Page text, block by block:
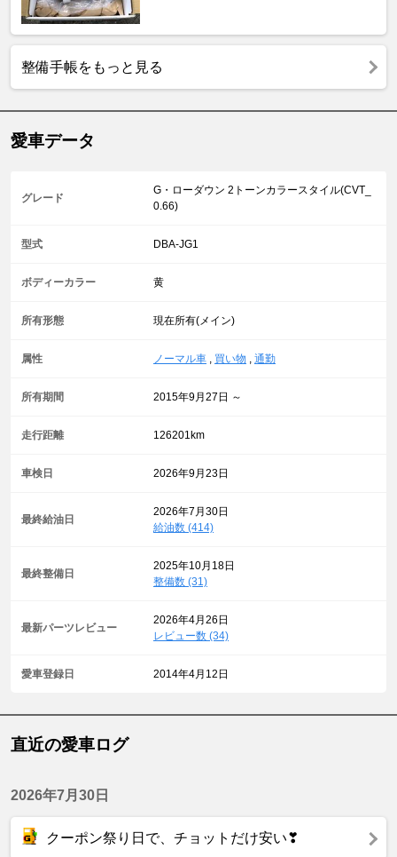
整備手帳をもっと見る
愛車データ
グレード
G・ローダウン 2トーンカラースタイル(CVT_
0.66)
型式 DBA-JG1
ボディーカラー 黄
所有形態 現在所有(メイン)
属性 ノーマル車 , 買い物 , 通勤
所有期間 2015年9月27日 ～
走行距離 126201km
車検日 2026年9月23日
最終給油日
2026年7月30日
給油数 (414)
最終整備日
2025年10月18日
整備数 (31)
最新パーツレビュー
2026年4月26日
レビュー数 (34)
愛車登録日 2014年4月12日
直近の愛車ログ
2026年7月30日
クーポン祭り日で、チョットだけ安い❣